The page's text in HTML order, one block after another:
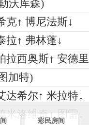
沃库森)
克↑ 博尼法斯↓
拉↑ 弗林蓬↓
拉西奥斯↑ 安德
加特)
达希尔↑ 米拉特↓
米洛维奇↑ 图雷↓
彩民房间